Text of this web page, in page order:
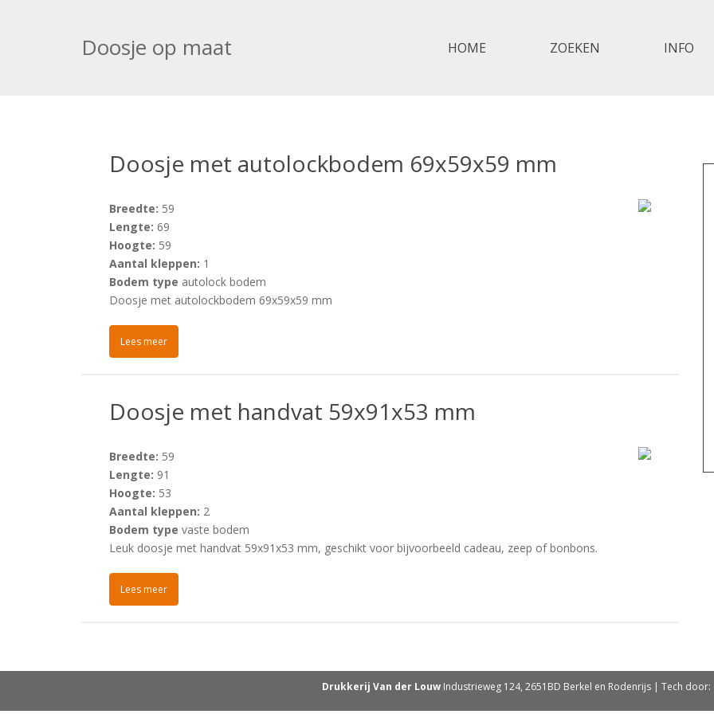
Doosje op maat HOME ZOEKEN INFO
Doosje met autolockbodem 69x59x59 mm
Breedte: 59
Lengte: 69
Hoogte: 59
Aantal kleppen: 1
Bodem type autolock bodem
Doosje met autolockbodem 69x59x59 mm
Lees meer
Doosje met handvat 59x91x53 mm
Breedte: 59
Lengte: 91
Hoogte: 53
Aantal kleppen: 2
Bodem type vaste bodem
Leuk doosje met handvat 59x91x53 mm, geschikt voor bijvoorbeeld cadeau, zeep of bonbons.
Lees meer
Drukkerij Van der Louw Industrieweg 124, 2651BD Berkel en Rodenrijs | Tech door: